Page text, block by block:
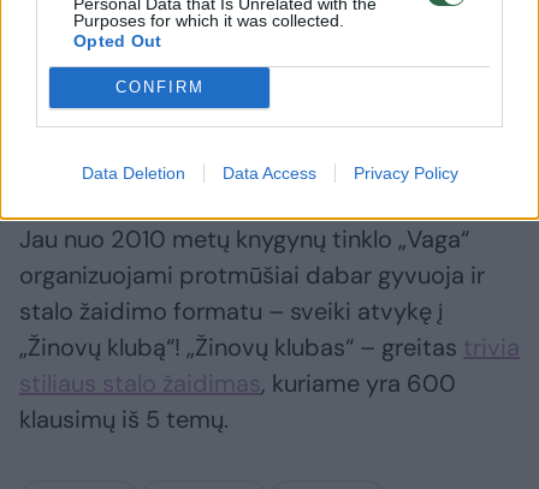
Purposes for which it was collected.
Opted Out
CONFIRM
Data Deletion Data Access Privacy Policy
„Žinovų klubo“ testas. Ką
žinote apie Baltijos kelią?
Jau nuo 2010 metų knygynų tinklo „Vaga“
organizuojami protmūšiai dabar gyvuoja ir
stalo žaidimo formatu – sveiki atvykę į
„Žinovų klubą“! „Žinovų klubas“ – greitas trivia
stiliaus stalo žaidimas, kuriame yra 600
klausimų iš 5 temų.